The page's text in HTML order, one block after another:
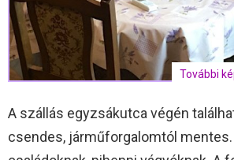
További
A szállás egyzsákutca végén
csendes, járműforgalomtól